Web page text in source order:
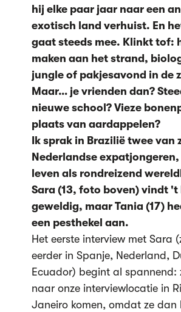
hij elke paar jaar naar een
exotisch land verhuist. En
gaat steeds mee. Klinkt tof:
maken aan het strand,
jungle of pakjesavond in de
Maar… je vrienden dan?
nieuwe school? Vieze
plaats van aardappelen?
Ik sprak in Brazilië twee van
Nederlandse
leven als rondreizend
Sara (13, foto boven) vindt 't
geweldig, maar Tania (17)
een pesthekel aan.
Het eerste interview met Sara
eerder in Spanje, Nederland,
Ecuador) begint al spannend:
naar onze interviewlocatie in
Janeiro komen, omdat ze dan